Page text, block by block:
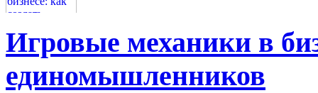
Игровые механики в
единомышленников